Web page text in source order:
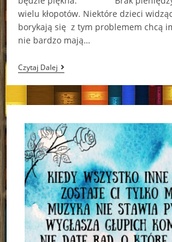
wielu kłopotów. Niektóre dzieci
borykają się z tym problemem chcą
nie bardzo mają…
Czytaj Dalej“Nikt
Nie
Mówił,
Że
Będzie